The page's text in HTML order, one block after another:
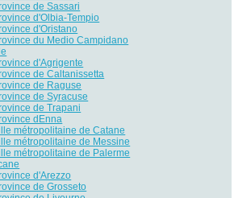
de Sassari
d'Olbia-Tempio
d'Oristano
du Medio Campidano
d'Agrigente
de Caltanissetta
de Raguse
de Syracuse
de Trapani
dEnna
métropolitaine de Catane
métropolitaine de Messine
métropolitaine de Palerme
d'Arezzo
de Grosseto